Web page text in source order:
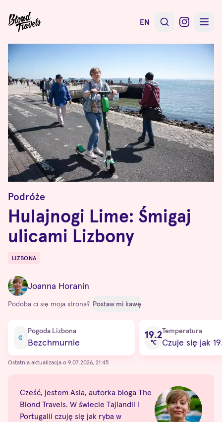
EN
Podróże
Hulajnogi Lime: Śmigaj
ulicami Lizbony
Destinations
LIZBONA
Joanna Horanin
Podoba ci się moja strona? Postaw mi kawę
Pogoda Lizbona
Bezchmurnie
19.2
℃
Temperatura
Czuje się jak
Ostatnia aktualizacja o 9.07.2026, 21:45
Cześć, jestem Asia, autorka bloga The
Blond Travels. W świecie Tajlandii i
Portugalii czuję się jak ryba w